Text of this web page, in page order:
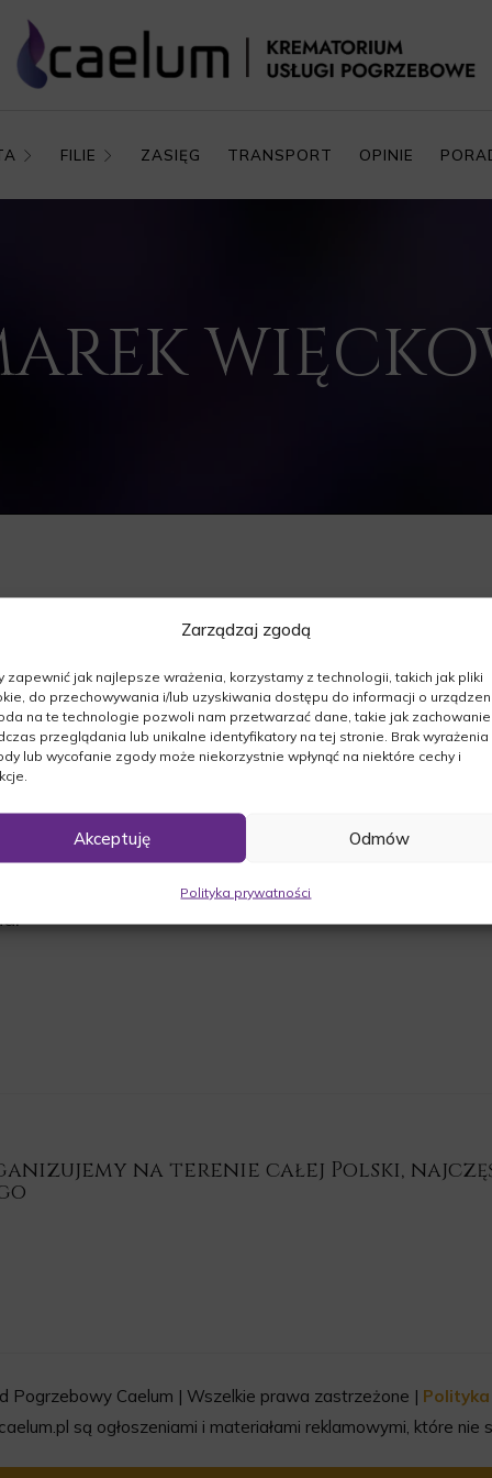
Zarządzaj zgodą
zapewnić jak najlepsze wrażenia, korzystamy z technologii, takich jak pliki
do przechowywania i/lub uzyskiwania dostępu do informacji o
na te technologie pozwoli nam przetwarzać dane, takie jak zachowanie
przeglądania lub unikalne identyfikatory na tej stronie. Brak wyrażenia
lub wycofanie zgody może niekorzystnie wpłynąć na niektóre cechy i
Akceptuję Odmów
Polityka prywatności
FILIE ZASIĘG TRANSPORT OPINIE
Z Głębokim żalem zawiadamiamy, że dnia
godz. 13:30 w kościele w Kęszycy Leśnej.
w Międzyrzeczu o godz. 15:00.
na terenie całej Polski,
Pogrzebowy Caelum | Wszelkie prawa zastrzeżone |
są ogłoszeniami i materiałami reklamowymi, które